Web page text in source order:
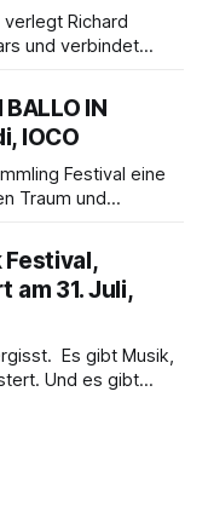
Richard
und verbindet
Wiener
Akt jedoch
IN
IOCO
Festival eine
Traum und
getragen von
musikalisch
Festival,
am 31. Juli,
Musik,
Und es gibt
an dem